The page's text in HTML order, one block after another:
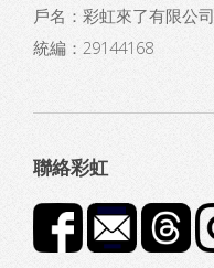
戶名：彩虹來了有限公司
統編：29144168
聯絡彩虹